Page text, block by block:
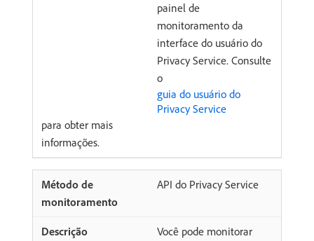
painel de
monitoramento da
interface do usuário do
Privacy Service. Consulte
o
guia do usuário do
Privacy Service
para obter mais
informações.
API do Privacy Service
Você pode monitorar